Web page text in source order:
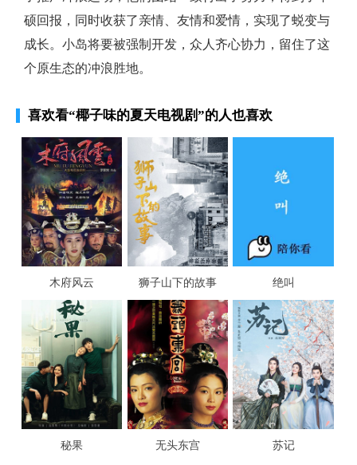
硕回报，同时收获了亲情、友情和爱情，实现了蜕变与
成长。小岛将要被强制开发，众人齐心协力，留住了这
个原生态的冲浪胜地。
喜欢看“椰子味的夏天电视剧”的人也喜欢
木府风云 狮子山下的故事 绝叫
秘果 无头东宫 苏记